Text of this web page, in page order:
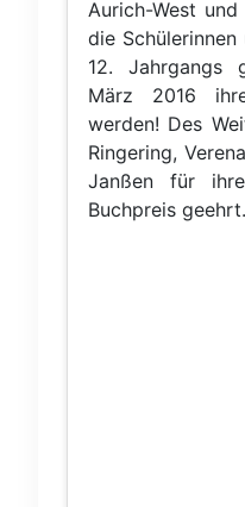
Aurich-West
die
12. Jahrgangs
März 2016
werden! Des
Ringering,
Janßen für
Buchpreis geehrt.